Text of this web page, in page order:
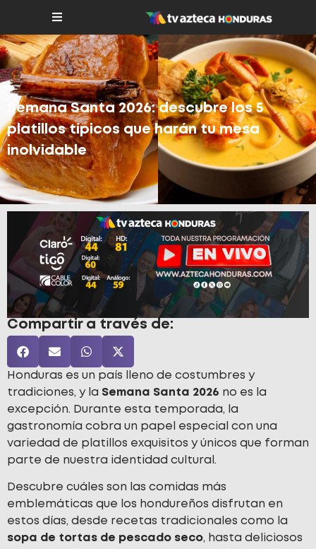
Semana Santa 2026: descubre los 5
platillos típicos que harán tu mesa
inolvidable
Compartir a través de:
Honduras es un país lleno de costumbres y
tradiciones, y la Semana Santa 2026 no es la
excepción. Durante esta temporada, la
gastronomía cobra un papel especial con una
variedad de platillos exquisitos y únicos que forman
parte de nuestra identidad cultural.
Descubre cuáles son las comidas más
emblemáticas que los hondureños disfrutan en
estos días, desde recetas tradicionales como la
sopa de tortas de pescado seco, hasta deliciosos